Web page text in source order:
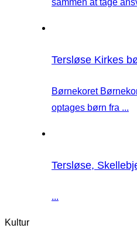
sammen at tage
Tersløse Kirkes
Børnekoret
optages børn fra ...
Tersløse,
...
Kultur